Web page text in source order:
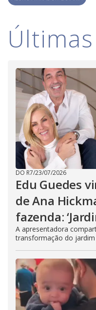
Últimas
DO R7/23/07/2026
Edu Guedes
de Ana
fazenda:
A apresentadora
transformação do